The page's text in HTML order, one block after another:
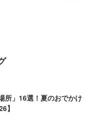
所」16選！夏のおでかけ
】